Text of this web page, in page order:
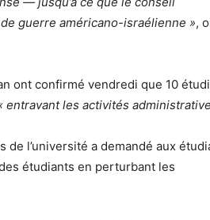
guerre américano-israélienne »,
ont confirmé vendredi que 10
entravant les activités
de l’université a demandé aux
étudiants en perturbant les